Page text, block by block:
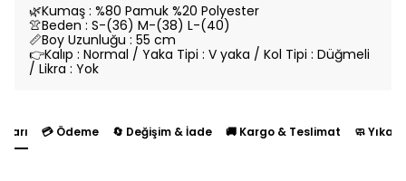
🌿Kumaş : %80 Pamuk %20 Polyester
👚Beden : S-(36) M-(38) L-(40)
📏Boy Uzunluğu : 55 cm
👉Kalıp : Normal / Yaka Tipi : V yaka / Kol Tipi : Düğmeli
/ Likra : Yok
💳 Ödeme 🔄 Değişim & İade 🚚 Kargo & Teslimat 🧼